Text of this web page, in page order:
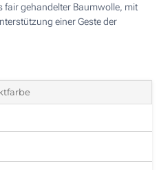
fair gehandelter Baumwolle, mit
einer Geste der